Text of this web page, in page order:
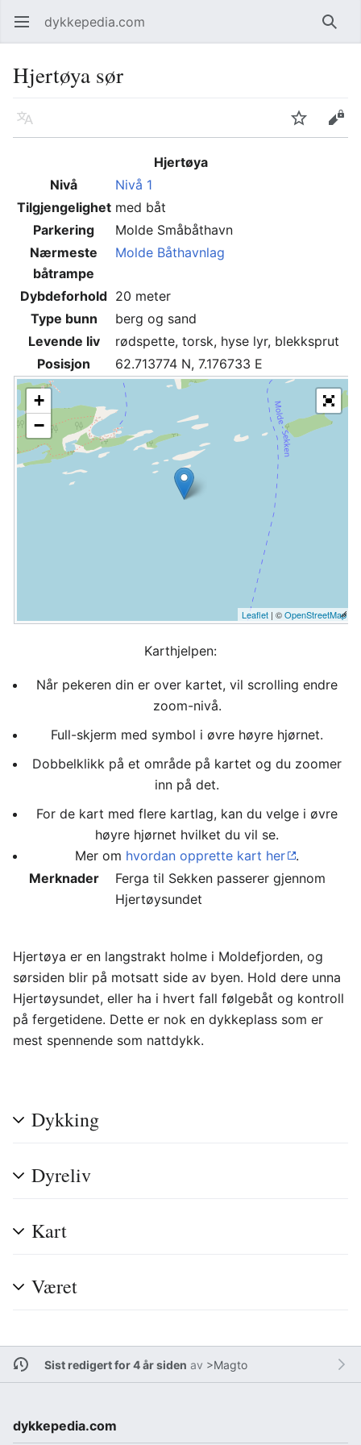
Åpne hovedmenyen dykkepedia.com Søk
Hjertøya sør
Språk Overvåk Rediger
Hjertøya
Nivå
Nivå 1
Tilgjengelighet med båt
Parkering
Molde Småbåthavn
Nærmeste
båtrampe
Molde Båthavnlag
Dybdeforhold 20 meter
Type bunn
berg og sand
Levende liv
rødspette, torsk, hyse lyr, blekksprut
Posisjon
62.713774 N, 7.176733 E
+
−
Leaflet | ©OpenStreetMap
Karthjelpen:
Når pekeren din er over kartet, vil scrolling endre
zoom-nivå.
Full-skjerm med symbol i øvre høyre hjørnet.
Dobbelklikk på et område på kartet og du zoomer
inn på det.
For de kart med flere kartlag, kan du velge i øvre
høyre hjørnet hvilket du vil se.
Mer om hvordan opprette kart her
.
Merknader
Ferga til Sekken passerer gjennom
Hjertøysundet
Hjertøya er en langstrakt holme i Moldefjorden, og
sørsiden blir på motsatt side av byen. Hold dere unna
Hjertøysundet, eller ha i hvert fall følgebåt og kontroll
på fergetidene. Dette er nok en dykkeplass som er
mest spennende som nattdykk.
Dykking
Dyreliv
Kart
Været
Sist redigert for 4 år siden av >Magto
dykkepedia.com